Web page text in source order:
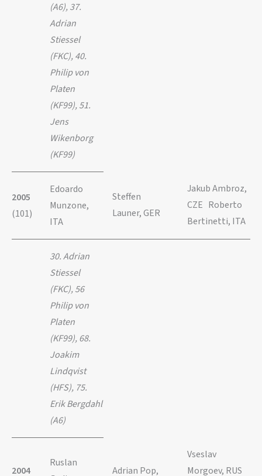
(A6), 37.
Adrian
Stiessel
(FKC), 40.
Philip von
Platen
(KF99), 51.
Jens
Wikenborg
(KF99)
2005
(101)
Edoardo
Munzone,
ITA
Steffen
Launer, GER
Jakub Ambroz,
CZE Roberto
Bertinetti, ITA
30. Adrian
Stiessel
(FKC), 56
Philip von
Platen
(KF99), 68.
Joakim
Lindqvist
(HFS), 75.
Erik Bergdahl
(A6)
2004
Ruslan
Adrian Pop,
Vseslav
Morgoev, RUS